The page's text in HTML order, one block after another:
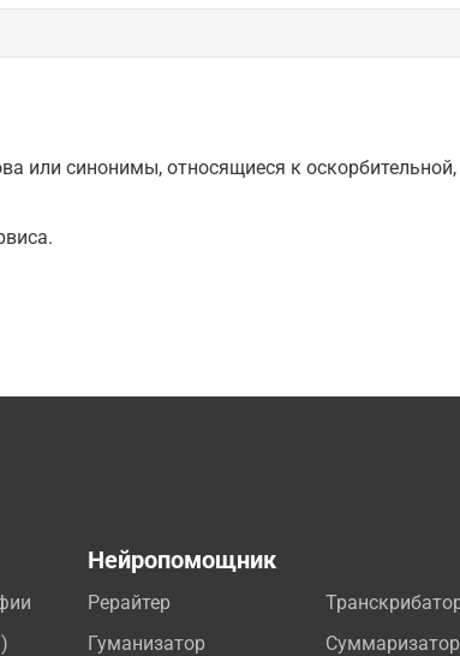
или синонимы, относящиеся к
Нейропомощник
Рерайтер
Гуманизатор
Суммаризатор